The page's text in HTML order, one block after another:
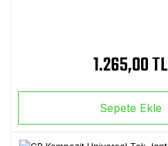
1.265,00 TL
Sepete Ekle